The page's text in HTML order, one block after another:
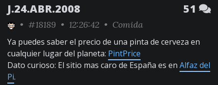
J.24.ABR.2008 51
• #18189 • 12:26:42 • Comida
Ya puedes saber el precio de una pinta de cerveza en
cualquier lugar del planeta: PintPrice
Dato curioso: El sitio mas caro de España es en Alfaz del
Pi.